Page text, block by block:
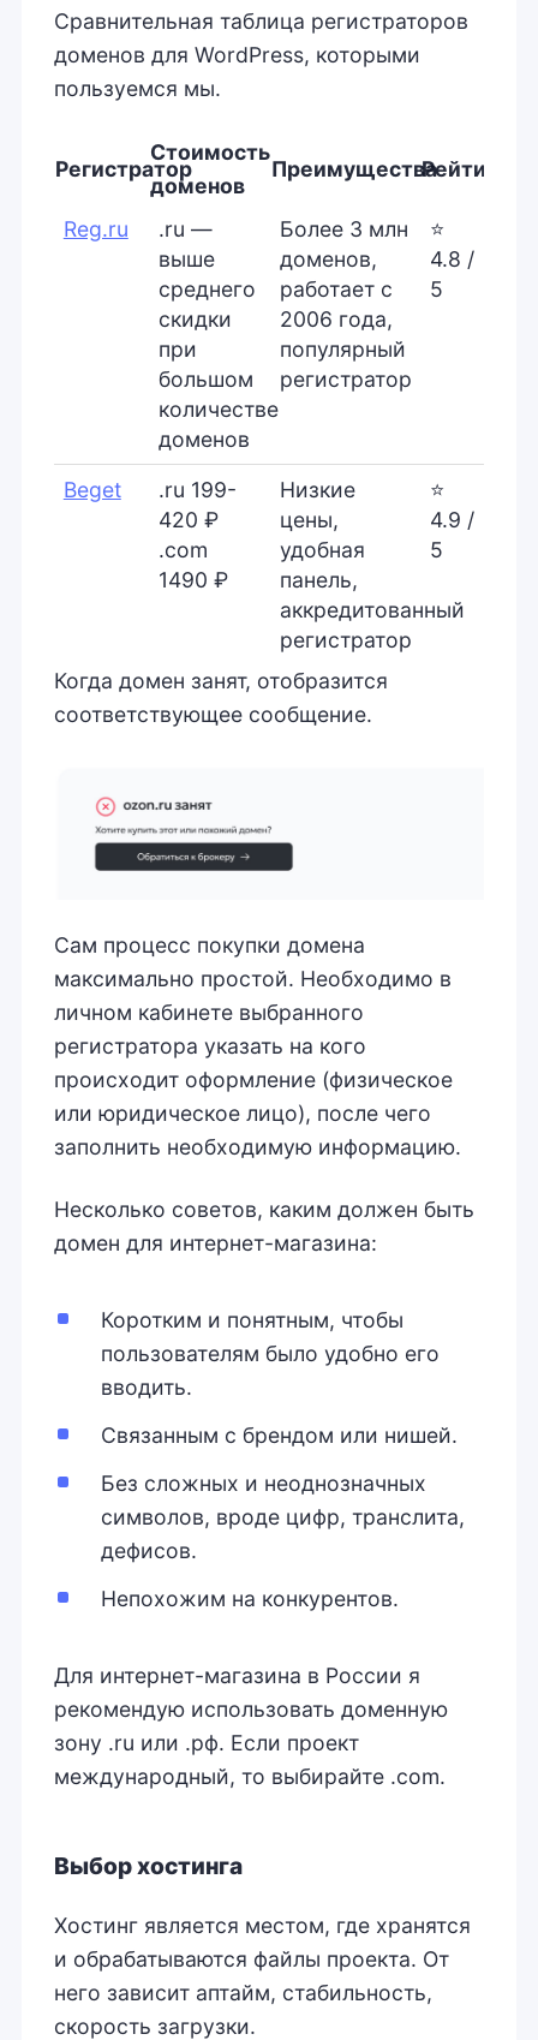
Сравнительная таблица регистраторов
доменов для WordPress, которыми
пользуемся мы.
Регистратор
Стоимость
доменов
ПреимуществаРейтинг
Reg.ru
.ru —
выше
среднего
скидки
при
большом
количестве
доменов
Более 3 млн
доменов,
работает с
2006 года,
популярный
регистратор
⭐
4.8 /
5
Beget
.ru 199-
420 ₽
.com
1490 ₽
Низкие
цены,
удобная
панель,
аккредитованный
регистратор
⭐
4.9 /
5
Когда домен занят, отобразится
соответствующее сообщение.
Сам процесс покупки домена
максимально простой. Необходимо в
личном кабинете выбранного
регистратора указать на кого
происходит оформление (физическое
или юридическое лицо), после чего
заполнить необходимую информацию.
Несколько советов, каким должен быть
домен для интернет-магазина:
Коротким и понятным, чтобы
пользователям было удобно его
вводить.
Связанным с брендом или нишей.
Без сложных и неоднозначных
символов, вроде цифр, транслита,
дефисов.
Непохожим на конкурентов.
Для интернет-магазина в России я
рекомендую использовать доменную
зону .ru или .рф. Если проект
международный, то выбирайте .com.
Выбор хостинга
Хостинг является местом, где хранятся
и обрабатываются файлы проекта. От
него зависит аптайм, стабильность,
скорость загрузки.